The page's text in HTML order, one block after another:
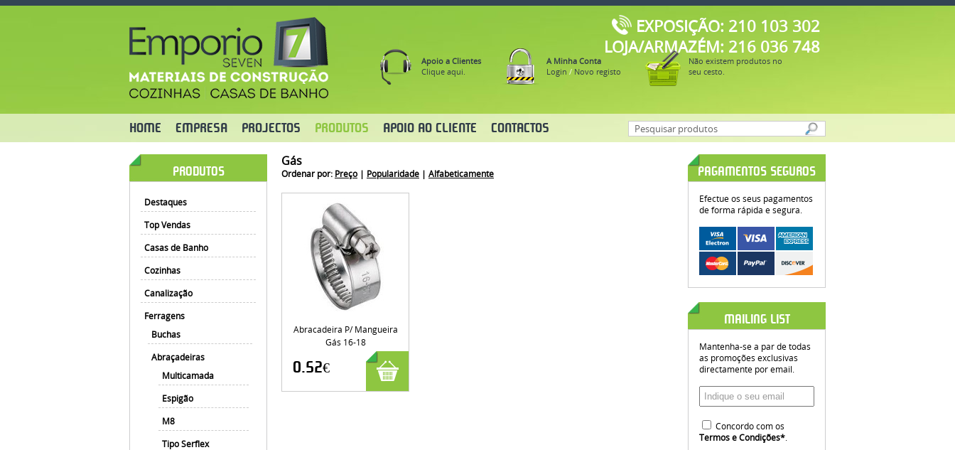
EXPOSIÇÃO: 210 103 302
LOJA/ARMAZÉM: 216 036 748
Apoio a Clientes
Clique aqui.
A Minha Conta
Login / Novo registo
Não existem produtos no
seu cesto.
HOME EMPRESA PROJECTOS PRODUTOS APOIO AO CLIENTE CONTACTOS
PRODUTOS
Destaques
Top Vendas
Casas de Banho
Cozinhas
Canalização
Ferragens
Buchas
Abraçadeiras
Multicamada
Espigão
M8
Tipo Serflex
Gás
Ordenar por: Preço | Popularidade | Alfabeticamente
Abracadeira P/ Mangueira
Gás 16-18
0.52€
PAGAMENTOS SEGUROS
Efectue os seus pagamentos
de forma rápida e segura.
MAILING LIST
Mantenha-se a par de todas
as promoções exclusivas
directamente por email.
Concordo com os
Termos e Condições*